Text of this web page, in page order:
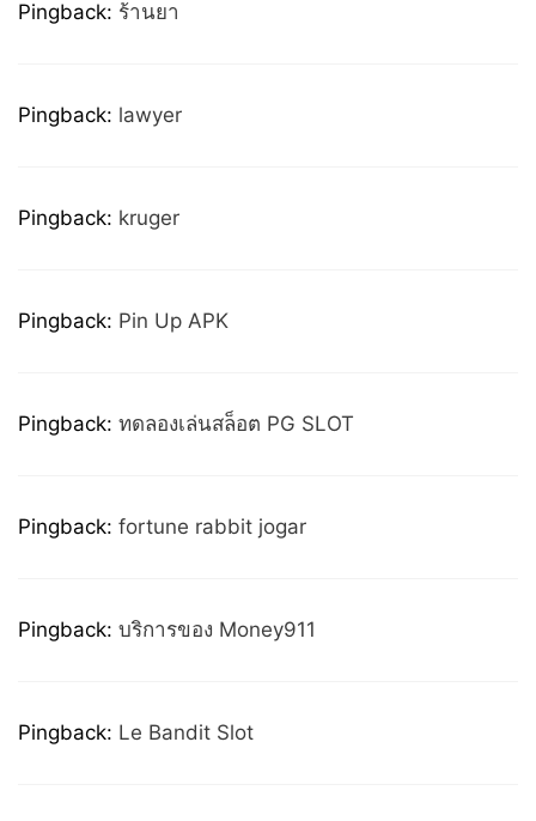
Pingback: ร้านยา
Pingback: lawyer
Pingback: kruger
Pingback: Pin Up APK
Pingback: ทดลองเล่นสล็อต PG SLOT
Pingback: fortune rabbit jogar
Pingback: บริการของ Money911
Pingback: Le Bandit Slot